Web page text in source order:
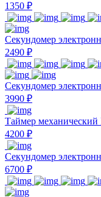
1350 ₽
Секундомер
2490 ₽
Секундомер
3990 ₽
Таймер
4200 ₽
Секундомер
6700 ₽